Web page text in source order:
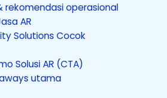
rekomendasi operasional
AR
Solutions Cocok
Solusi AR (CTA)
utama